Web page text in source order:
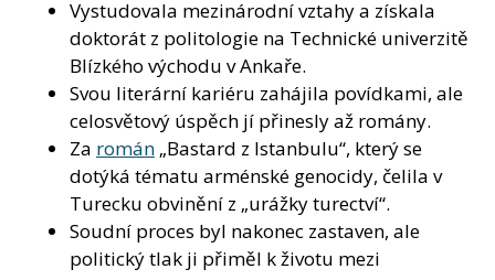
Vystudovala mezinárodní vztahy a získala
doktorát z politologie na Technické univerzitě
Blízkého východu v Ankaře.
Svou literární kariéru zahájila povídkami, ale
celosvětový úspěch jí přinesly až romány.
Za román „Bastard z Istanbulu“, který se
dotýká tématu arménské genocidy, čelila v
Turecku obvinění z „urážky turectví“.
Soudní proces byl nakonec zastaven, ale
politický tlak ji přiměl k životu mezi